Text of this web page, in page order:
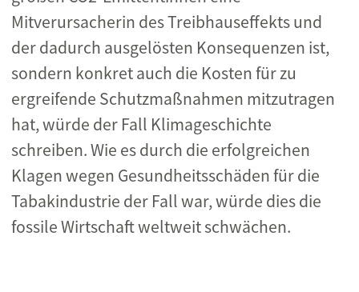
Mitverursacherin des Treibhauseffekts und
der dadurch ausgelösten Konsequenzen ist,
sondern konkret auch die Kosten für zu
ergreifende Schutzmaßnahmen mitzutragen
hat, würde der Fall Klimageschichte
schreiben. Wie es durch die erfolgreichen
Klagen wegen Gesundheitsschäden für die
Tabakindustrie der Fall war, würde dies die
fossile Wirtschaft weltweit schwächen.